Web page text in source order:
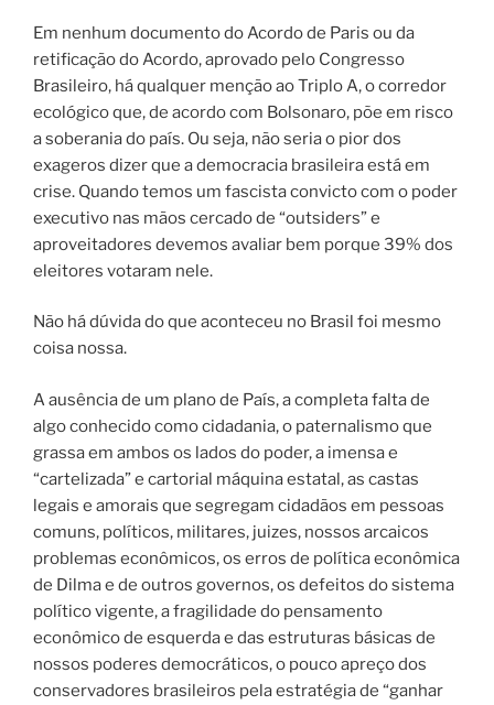
Em nenhum documento do Acordo de Paris ou da
retificação do Acordo, aprovado pelo Congresso
Brasileiro, há qualquer menção ao Triplo A, o corredor
ecológico que, de acordo com Bolsonaro, põe em risco
a soberania do país. Ou seja, não seria o pior dos
exageros dizer que a democracia brasileira está em
crise. Quando temos um fascista convicto com o poder
executivo nas mãos cercado de “outsiders” e
aproveitadores devemos avaliar bem porque 39% dos
eleitores votaram nele.
Não há dúvida do que aconteceu no Brasil foi mesmo
coisa nossa.
A ausência de um plano de País, a completa falta de
algo conhecido como cidadania, o paternalismo que
grassa em ambos os lados do poder, a imensa e
“cartelizada” e cartorial máquina estatal, as castas
legais e amorais que segregam cidadãos em pessoas
comuns, políticos, militares, juizes, nossos arcaicos
problemas econômicos, os erros de política econômica
de Dilma e de outros governos, os defeitos do sistema
político vigente, a fragilidade do pensamento
econômico de esquerda e das estruturas básicas de
nossos poderes democráticos, o pouco apreço dos
conservadores brasileiros pela estratégia de “ganhar